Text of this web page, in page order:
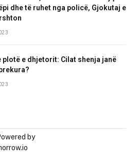
dhe të ruhet nga policë, Gjokutaj e
plotë e dhjetorit: Cilat shenja janë